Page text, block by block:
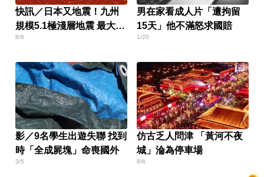
快訊／日本又地震！九州
規模5.1極淺層地震 最大震
度4級
8/6
男在家看成人片「遭拘留
15天」他不滿怒求國賠
1/20
影／9名學生出遊失聯 找到
時「全成屍塊」命喪國外
3/5
仿古乏人問津 「黃河不夜
城」淪為停車場
8/6